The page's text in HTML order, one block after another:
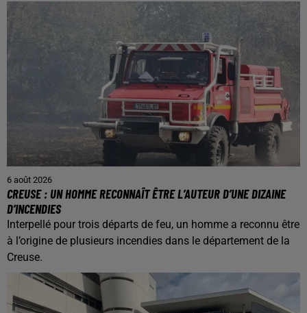
6 août 2026
CREUSE : UN HOMME RECONNAÎT ÊTRE L’AUTEUR D’UNE DIZAINE
D’INCENDIES
Interpellé pour trois départs de feu, un homme a reconnu être
à l’origine de plusieurs incendies dans le département de la
Creuse.